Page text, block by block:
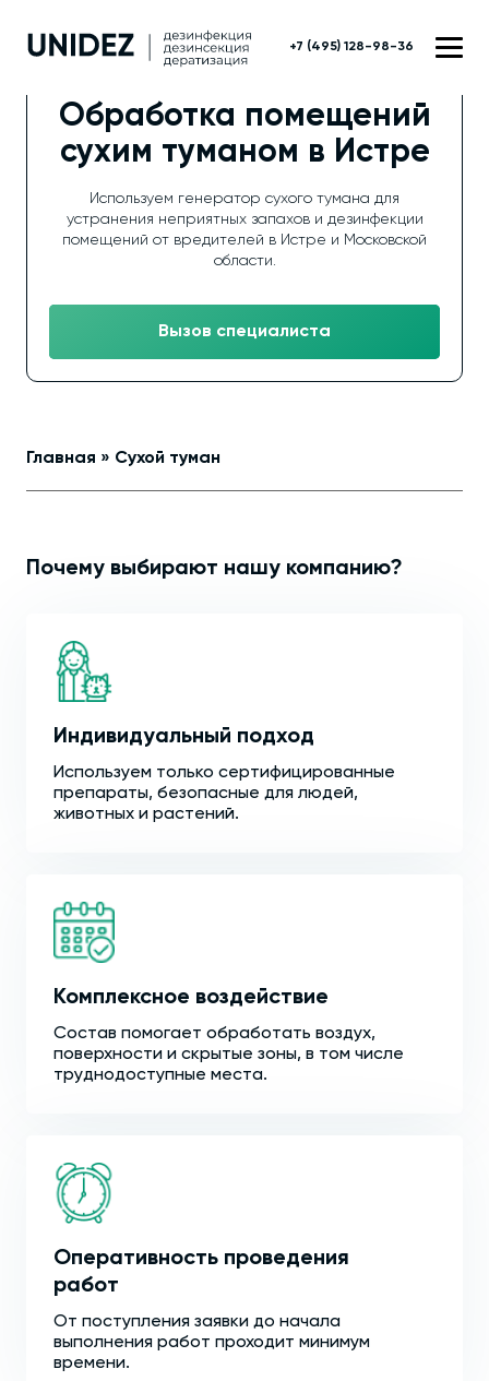
+7 (495) 128-98-36
Обработка помещений
сухим туманом в Истре
Используем генератор сухого тумана для
устранения неприятных запахов и дезинфекции
помещений от вредителей в Истре и Московской
области.
Вызов специалиста
Главная » Сухой туман
Почему выбирают нашу компанию?
Индивидуальный подход
Используем только сертифицированные
препараты, безопасные для людей,
животных и растений.
Комплексное воздействие
Состав помогает обработать воздух,
поверхности и скрытые зоны, в том числе
труднодоступные места.
Оперативность проведения
работ
От поступления заявки до начала
выполнения работ проходит минимум
времени.